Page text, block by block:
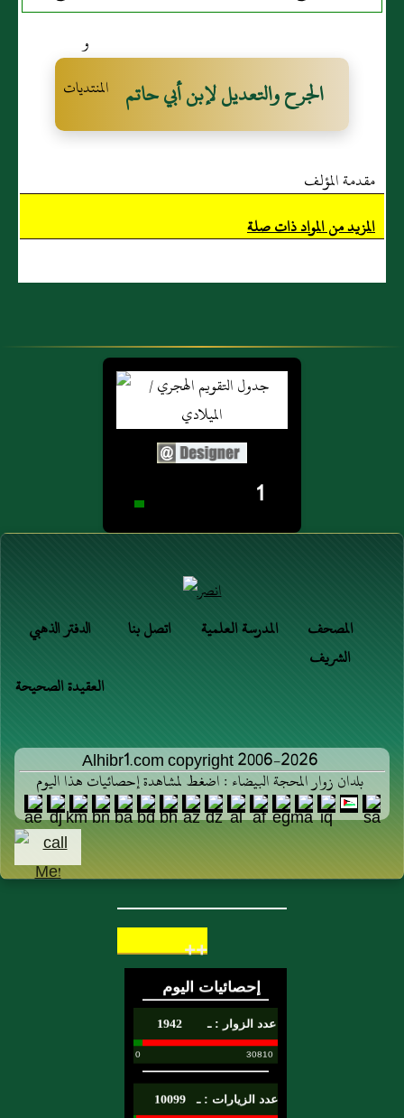
بن الخزرج، وهو
جد خبيب بن
عَبد الرَّحمن
الجرح والتعديل لإبن أبي حاتم
مقدمة المؤلف
المزيد من المواد ذات صلة
1
الدفتر الذهبي اتصل بنا المدرسة العلمية
المصحف
الشريف
العقيدة الصحيحة
Alhibr1.com copyright 2006-2026
بلدان زوار المحجة البيضاء : اضغط لمشاهدة إحصائيات هذا اليوم
++